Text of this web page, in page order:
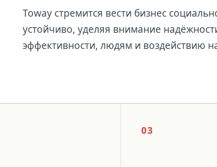
Toway стремится вести бизнес
устойчиво, уделяя внимание
эффективности, людям и воздействию
03